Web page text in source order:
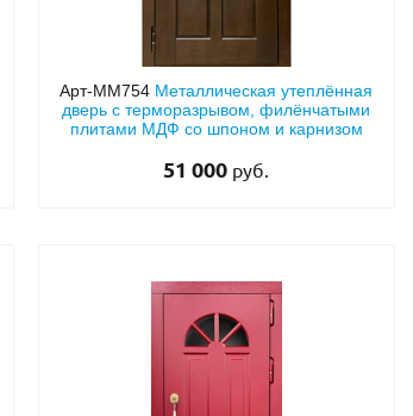
Арт-ММ754 Металлическая утеплённая
дверь с терморазрывом, филёнчатыми
плитами МДФ со шпоном и карнизом
51 000 руб.